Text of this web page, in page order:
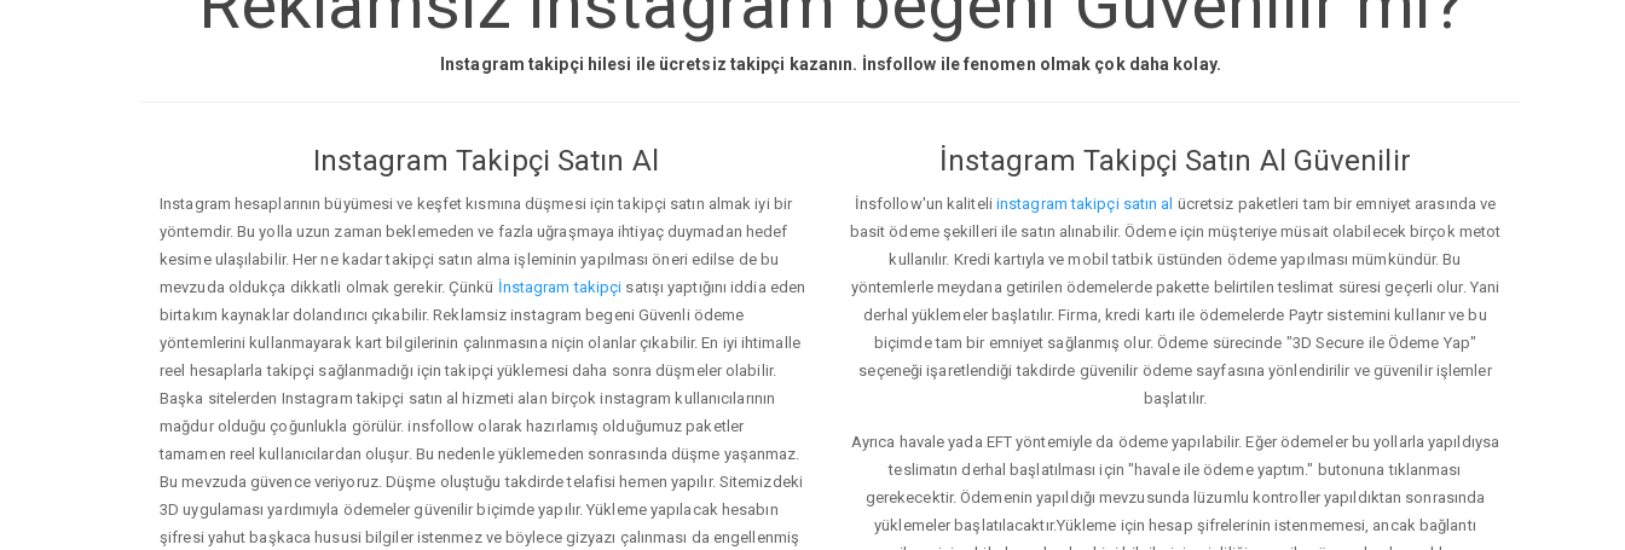
Instagram takipçi hilesi ile ücretsiz takipçi kazanın. İnsfollow ile fenomen olmak çok daha kolay.
Instagram Takipçi Satın Al
Instagram hesaplarının büyümesi ve keşfet kısmına düşmesi için takipçi satın almak iyi bir
yöntemdir. Bu yolla uzun zaman beklemeden ve fazla uğraşmaya ihtiyaç duymadan hedef
kesime ulaşılabilir. Her ne kadar takipçi satın alma işleminin yapılması öneri edilse de bu
mevzuda oldukça dikkatli olmak gerekir. Çünkü İnstagram takipçi satışı yaptığını iddia eden
birtakım kaynaklar dolandırıcı çıkabilir. Reklamsiz instagram begeni Güvenli ödeme
yöntemlerini kullanmayarak kart bilgilerinin çalınmasına niçin olanlar çıkabilir. En iyi ihtimalle
reel hesaplarla takipçi sağlanmadığı için takipçi yüklemesi daha sonra düşmeler olabilir.
Başka sitelerden Instagram takipçi satın al hizmeti alan birçok instagram kullanıcılarının
mağdur olduğu çoğunlukla görülür. insfollow olarak hazırlamış olduğumuz paketler
tamamen reel kullanıcılardan oluşur. Bu nedenle yüklemeden sonrasında düşme yaşanmaz.
Bu mevzuda güvence veriyoruz. Düşme oluştuğu takdirde telafisi hemen yapılır. Sitemizdeki
3D uygulaması yardımıyla ödemeler güvenilir biçimde yapılır. Yükleme yapılacak hesabın
şifresi yahut başkaca hususi bilgiler istenmez ve böylece gizyazı çalınması da engellenmiş
İnstagram Takipçi Satın Al Güvenilir
İnsfollow'un kaliteli instagram takipçi satın al ücretsiz paketleri tam bir emniyet arasında ve
basit ödeme şekilleri ile satın alınabilir. Ödeme için müşteriye müsait olabilecek birçok metot
kullanılır. Kredi kartıyla ve mobil tatbik üstünden ödeme yapılması mümkündür. Bu
yöntemlerle meydana getirilen ödemelerde pakette belirtilen teslimat süresi geçerli olur. Yani
derhal yüklemeler başlatılır. Firma, kredi kartı ile ödemelerde Paytr sistemini kullanır ve bu
biçimde tam bir emniyet sağlanmış olur. Ödeme sürecinde "3D Secure ile Ödeme Yap"
seçeneği işaretlendiği takdirde güvenilir ödeme sayfasına yönlendirilir ve güvenilir işlemler
başlatılır.
Ayrıca havale yada EFT yöntemiyle da ödeme yapılabilir. Eğer ödemeler bu yollarla yapıldıysa
teslimatın derhal başlatılması için "havale ile ödeme yaptım." butonuna tıklanması
gerekecektir. Ödemenin yapıldığı mevzusunda lüzumlu kontroller yapıldıktan sonrasında
yüklemeler başlatılacaktır.Yükleme için hesap şifrelerinin istenmemesi, ancak bağlantı